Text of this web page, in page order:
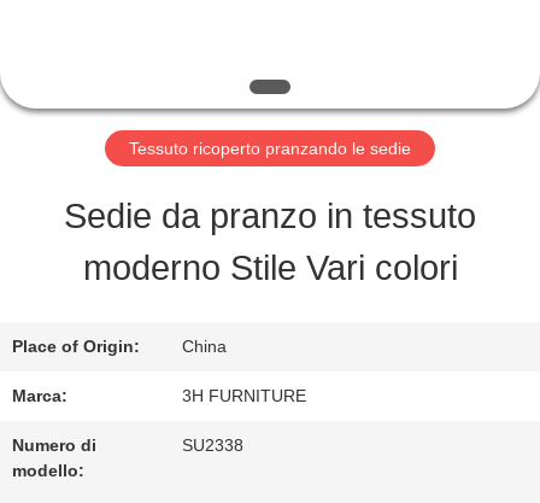
CONTROLLO
QUALITÀ
CONTATTO
STATI
UNITI
RICHIEDA
Tessuto ricoperto pranzando le sedie
Sedie da pranzo in tessuto
moderno Stile Vari colori
Place of Origin: China
Marca: 3H FURNITURE
Numero di
modello:
SU2338